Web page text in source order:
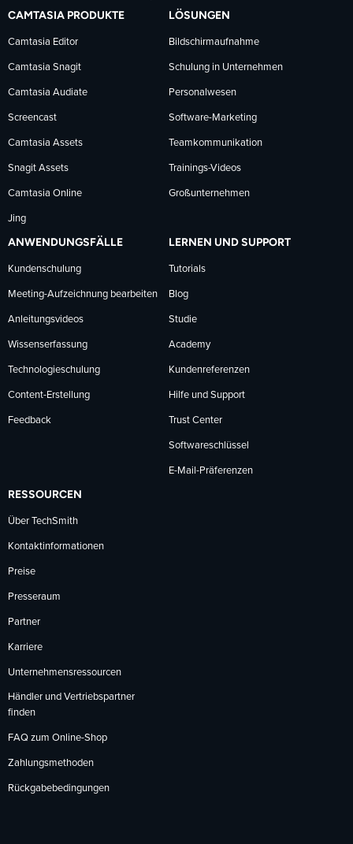
Facebook
folgen
LinkedIn
folgen
YouTube
CAMTASIA PRODUKTE
Camtasia Editor
Camtasia Snagit
Camtasia Audiate
Screencast
Camtasia Assets
Snagit Assets
Camtasia Online
Jing
LÖSUNGEN
Bildschirmaufnahme
Schulung in Unternehmen
Personalwesen
Software-Marketing
Teamkommunikation
Trainings-Videos
Großunternehmen
ANWENDUNGSFÄLLE
Kundenschulung
Meeting-Aufzeichnung bearbeiten
Anleitungsvideos
Wissenserfassung
Technologieschulung
Content-Erstellung
Feedback
LERNEN UND SUPPORT
Tutorials
Blog
Studie
Academy
Kundenreferenzen
Hilfe und Support
Trust Center
Softwareschlüssel
E-Mail-Präferenzen
RESSOURCEN
Über TechSmith
Kontaktinformationen
Preise
Presseraum
Partner
Karriere
Unternehmensressourcen
Händler und Vertriebspartner
finden
FAQ zum Online-Shop
Zahlungsmethoden
Rückgabebedingungen